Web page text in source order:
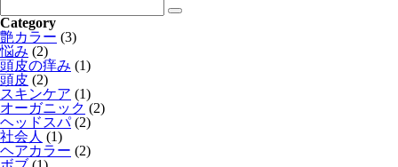
Category
艶カラー (3)
悩み (2)
頭皮の痒み (1)
頭皮 (2)
スキンケア (1)
オーガニック (2)
ヘッドスパ(2)
社会人 (1)
ヘアカラー (2)